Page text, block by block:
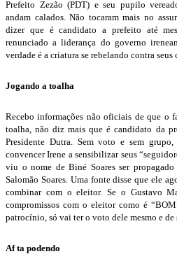
Prefeito Zezão (PDT) e seu pupilo
andam calados. Não tocaram mais no
dizer que é candidato a prefeito até
renunciado a liderança do governo
verdade é a criatura se rebelando contra seus
Jogando a toalha
Recebo informações não oficiais de que o
toalha, não diz mais que é candidato da
Presidente Dutra. Sem voto e sem
convencer Irene a sensibilizar seus
viu o nome de Biné Soares ser
Salomão Soares. Uma fonte disse que ele
combinar com o eleitor. Se o Gustavo
compromissos com o eleitor como é
patrocínio, só vai ter o voto dele mesmo e de
Af ta podendo